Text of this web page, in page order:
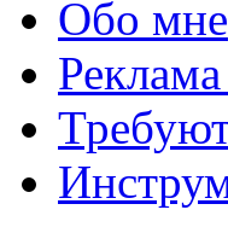
Обо мне